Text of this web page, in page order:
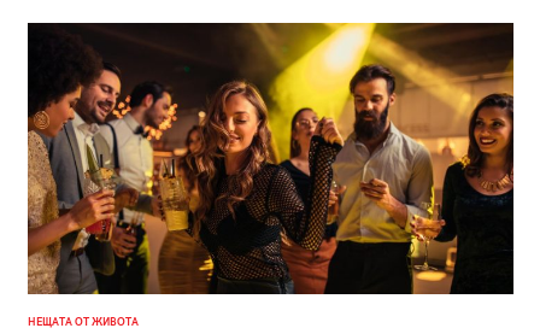
НЕЩАТА ОТ ЖИВОТА